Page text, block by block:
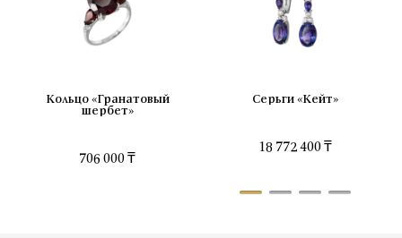
Кольцо «Гранатовый
шербет»
706 000 ₸
Серьги «Кейт»
18 772 400 ₸